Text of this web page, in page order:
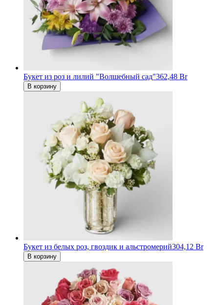
Букет из роз и лилий "Волшебный сад"362,48 Br
В корзину
Букет из белых роз, гвоздик и альстромерий304,12 Br
В корзину